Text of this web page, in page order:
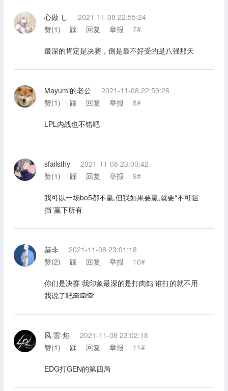
心做 し
2021-11-08 22:55:24
赞(1) 踩 回复 举报 7#
最深的肯定是决赛，倒是最不好受的是八强那天
Mayumi的老公
2021-11-08 22:59:28
赞(1) 踩 回复 举报 8#
LPL内战也不错吧
sfailsthy
2021-11-08 23:00:42
赞(1) 踩 回复 举报 9#
我可以一场bo5都不赢,但我如果要赢,就要“不可阻
挡”赢下所有
赫非
2021-11-08 23:01:18
赞(2) 踩 回复 举报 10#
你们是决赛 我印象最深的是打肉鸽 谁打的就不用
我说了吧🙈🙉🙊
风·雷·焰
2021-11-08 23:02:18
赞(1) 踩 回复 举报 11#
EDG打GEN的第四局